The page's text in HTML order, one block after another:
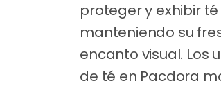
proteger y exhibir
manteniendo su
encanto visual. Los
de té en Pacdora